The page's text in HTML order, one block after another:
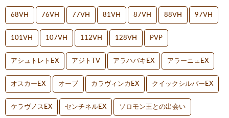
68VH 76VH 77VH 81VH 87VH 88VH 97VH
101VH 107VH 112VH 128VH PVP
アシュトレトEX アジトTV アラハバキEX アラーニェEX
オスカーEX オーブ カラヴィンカEX クイックシルバーEX
ケラヴノスEX センチネルEX ソロモン王との出会い